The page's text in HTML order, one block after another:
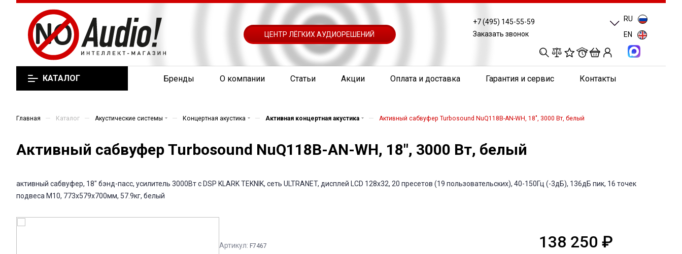
ЦЕНТР ЛЁГКИХ АУДИОРЕШЕНИЙ
+7 (495) 145-55-59
Заказать звонок
0
RU
EN
КАТАЛОГ Бренды О компании Статьи Акции Оплата и доставка Гарантия и сервис Контакты
Главная — Каталог — Акустические системы — Концертная акустика — Активная концертная акустика — Активный сабвуфер Turbosound NuQ118B-AN-WH, 18", 3000 Вт, белый
Активный сабвуфер Turbosound NuQ118B-AN-WH, 18", 3000 Вт, белый
активный сабвуфер, 18" бэнд-пасс, усилитель 3000Вт с DSP KLARK TEKNIK, сеть ULTRANET, дисплей LCD 128x32, 20 пресетов (19 пользовательских), 40-150Гц (-3дБ), 136дБ пик, 16 точек
подвеса М10, 773x579x700мм, 57.9кг, белый
Артикул: F7467 138 250 ₽